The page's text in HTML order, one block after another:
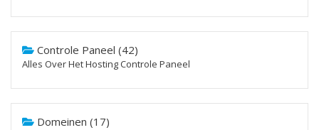
Controle Paneel (42)
Alles Over Het Hosting Controle Paneel
Domeinen (17)